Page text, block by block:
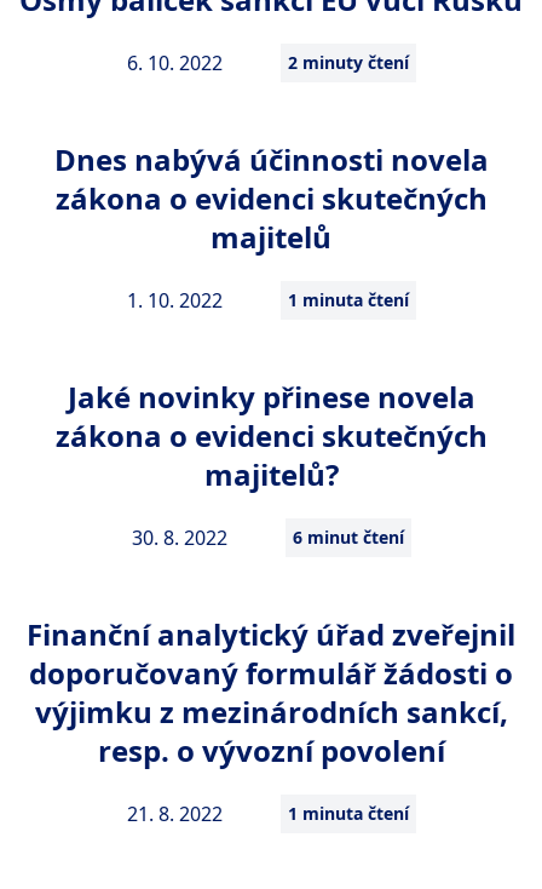
6. 10. 2022 2 minuty čtení
1. 10. 2022 1 minuta čtení
Dnes nabývá účinnosti novela
zákona o evidenci skutečných
majitelů
30. 8. 2022 6 minut čtení
Jaké novinky přinese novela
zákona o evidenci skutečných
majitelů?
21. 8. 2022 1 minuta čtení
Finanční analytický úřad zveřejnil
doporučovaný formulář žádosti o
výjimku z mezinárodních sankcí,
resp. o vývozní povolení